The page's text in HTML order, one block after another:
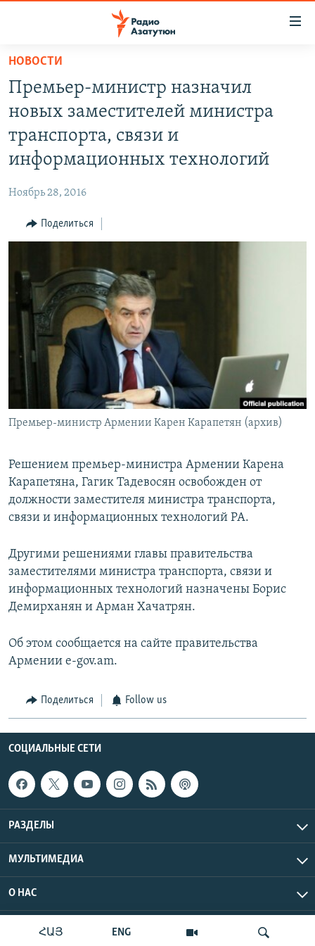
Перейти
основному
содержанию
основной
Перейти
поиску
НОВОСТИ
ОБЩЕСТВО
РЕГИОН
НАГОРНЫЙ КАРАБАХ
СПОРТ
АРХИВ
Հայերեն
English
Русский
Все сайты Радио Азатутюн
ՀԱՅ ENG
НОВОСТИ
Премьер-министр назначил
новых заместителей министра
транспорта, связи и
информационных технологий
Ноябрь 28, 2016
Поделиться
Премьер-министр Армении Карен Карапетян (архив)
Решением премьер-министра Армении Карена
Карапетяна, Гагик Тадевосян освобожден от
должности заместителя министра транспорта,
связи и информационных технологий РА.
Другими решениями главы правительства
заместителями министра транспорта, связи и
информационных технологий назначены Борис
Демирханян и Арман Хачатрян.
Об этом сообщается на сайте правительства
Армении e-gov.am.
Поделиться Follow us
СОЦИАЛЬНЫЕ СЕТИ
РАЗДЕЛЫ
МУЛЬТИМЕДИА
О НАС
Радио Азатутюн © 2026 RFE/RL, Inc. Все права защищены.